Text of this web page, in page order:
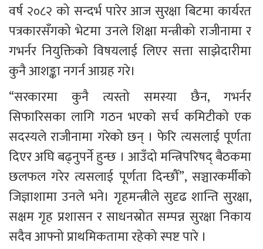
वर्ष २०८२ को सन्दर्भ पारेर आज सुरक्षा बिटमा कार्यरत
पत्रकारसँगको भेटमा उनले शिक्षा मन्त्रीको राजीनामा र
गभर्नर नियुक्तिको विषयलाई लिएर सत्ता साझेदारीमा
कुनै आशङ्का नगर्न आग्रह गरे।
“सरकारमा कुनै त्यस्तो समस्या छैन, गभर्नर
सिफारिसका लागि गठन भएको सर्च कमिटीको एक
सदस्यले राजीनामा गरेको छन् । फेरि त्यसलाई पूर्णता
दिएर अघि बढ्नुपर्ने हुन्छ । आउँदो मन्त्रिपरिषद् बैठकमा
छलफल गरेर त्यसलाई पूर्णता दिन्छौँ”, सञ्चारकर्मीको
जिज्ञाशामा उनले भने। गृहमन्त्रीले सुदृढ शान्ति सुरक्षा,
सक्षम गृह प्रशासन र साधनस्रोत सम्पन्न सुरक्षा निकाय
सदैव आफ्नो प्राथमिकतामा रहेको स्पष्ट पारे ।